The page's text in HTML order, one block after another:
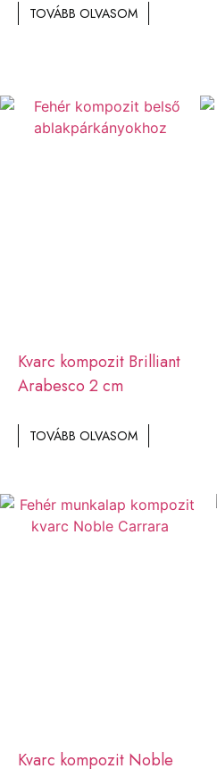
TOVÁBB OLVASOM
Kvarc kompozit Brilliant
Arabesco 2 cm
TOVÁBB OLVASOM
Kvarc kompozit Noble